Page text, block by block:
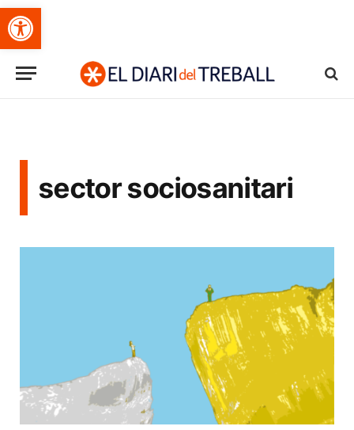
Obre la barra d'eines
sector sociosanitari